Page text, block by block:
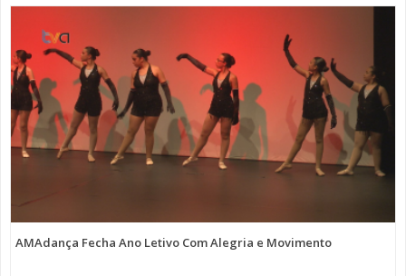
AMAdança Fecha Ano Letivo Com Alegria e Movimento